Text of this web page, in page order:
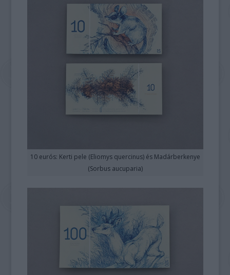
10 eurós: Kerti pele (Eliomys quercinus) és Madárberkenye
(Sorbus aucuparia)